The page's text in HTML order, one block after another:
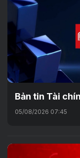
Bản tin Tài
05/08/2026 07:45